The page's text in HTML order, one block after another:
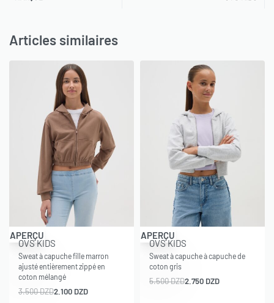
Articles similaires
-40% OFF
APERÇU
OVS KIDS
Sweat à capuche fille marron
ajusté entièrement zippé en
coton mélangé
3.500DZD2.100 DZD
-50% OFF
APERÇU
OVS KIDS
Sweat à capuche à capuche de
coton gris
5.500DZD2.750 DZD